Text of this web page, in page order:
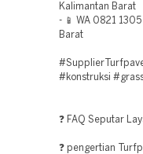
Kalimantan Barat
- 📱 WA 0821
Barat
#konstruksi
❓ FAQ Seputar
❓ pengertian